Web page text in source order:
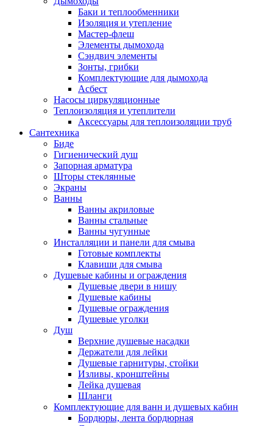
Баки и теплообменники
Изоляция и утепление
Мастер-флеш
Элементы дымохода
Сэндвич элементы
Зонты, грибки
Комплектующие для дымохода
Асбест
Насосы циркуляционные
Теплоизоляция и утеплители
Аксессуары для теплоизоляции труб
Сантехника
Биде
Гигиенический душ
Запорная арматура
Шторы стеклянные
Экраны
Ванны
Ванны акриловые
Ванны стальные
Ванны чугунные
Инсталляции и панели для смыва
Готовые комплекты
Клавиши для смыва
Душевые кабины и ограждения
Душевые двери в нишу
Душевые кабины
Душевые ограждения
Душевые уголки
Душ
Верхние душевые насадки
Держатели для лейки
Душевые гарнитуры, стойки
Изливы, кронштейны
Лейка душевая
Шланги
Комплектующие для ванн и душевых кабин
Бордюры, лента бордюрная